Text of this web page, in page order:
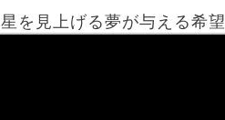
星を見上げる夢が与える希望